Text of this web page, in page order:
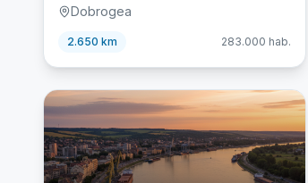
Dobrogea
2.650 km 283.000 hab.